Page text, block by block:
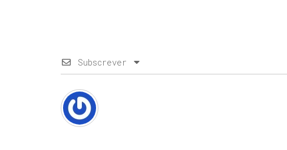
Subscrever